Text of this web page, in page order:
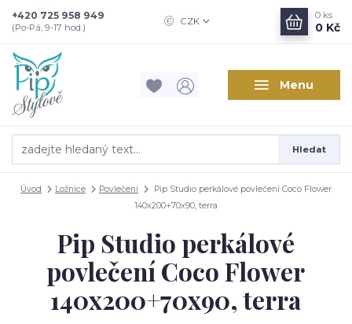
Menu
CZK
Hledat
+420 725 958 949
(Po-Pá, 9-17 hod.)
0 ks
0 Kč
Úvod Ložnice Povlečení
Pip Studio perkálové povlečení Coco Flower
140x200+70x90, terra
Pip Studio perkálové
povlečení Coco Flower
140x200+70x90, terra